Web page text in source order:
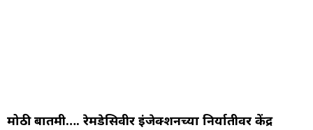
मोठी बातमी…. रेमडेसिवीर इंजेक्शनच्या निर्यातीवर केंद्र